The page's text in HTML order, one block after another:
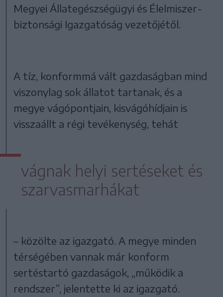
Megyei Állategészségügyi és Élelmiszer-
biztonsági Igazgatóság vezetőjétől.
A tíz, konformmá vált gazdaságban mind
viszonylag sok állatot tartanak, és a
megye vágópontjain, kisvágóhídjain is
visszaállt a régi tevékenység, tehát
vágnak helyi sertéseket és
szarvasmarhákat
– közölte az igazgató. A megye minden
térségében vannak már konform
sertéstartó gazdaságok, „működik a
rendszer”, jelentette ki az igazgató.